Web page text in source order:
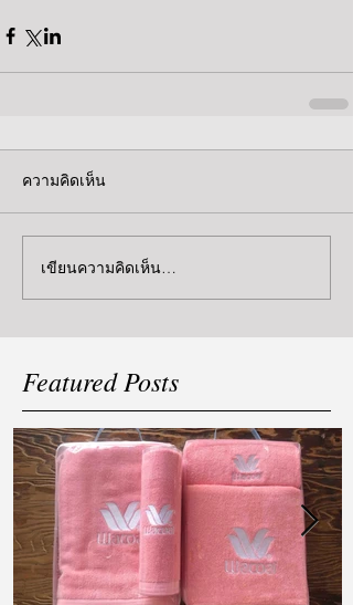
ความคิดเห็น
เขียนความคิดเห็น…
Featured Posts